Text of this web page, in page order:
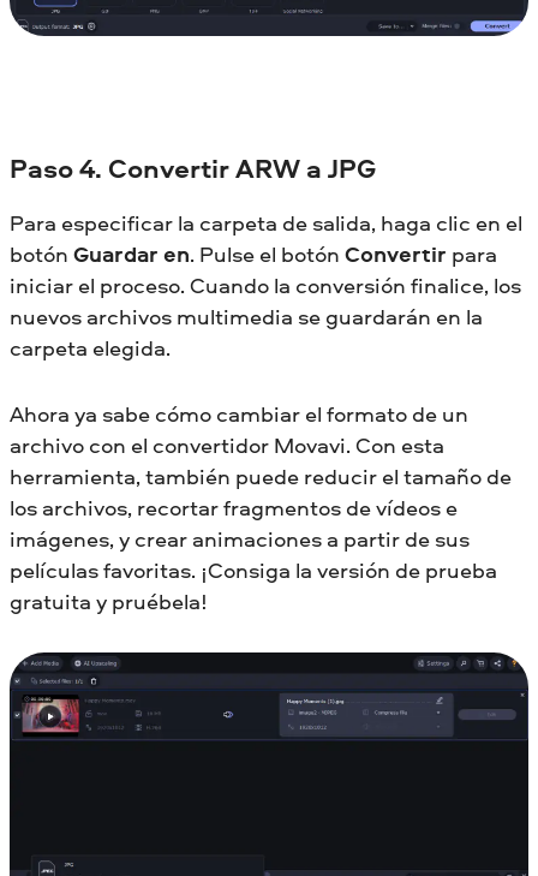
Paso 4. Convertir ARW a JPG
Para especificar la carpeta de salida, haga clic en el
botón Guardar en. Pulse el botón Convertir para
iniciar el proceso. Cuando la conversión finalice, los
nuevos archivos multimedia se guardarán en la
carpeta elegida.
Ahora ya sabe cómo cambiar el formato de un
archivo con el convertidor Movavi. Con esta
herramienta, también puede reducir el tamaño de
los archivos, recortar fragmentos de vídeos e
imágenes, y crear animaciones a partir de sus
películas favoritas. ¡Consiga la versión de prueba
gratuita y pruébela!